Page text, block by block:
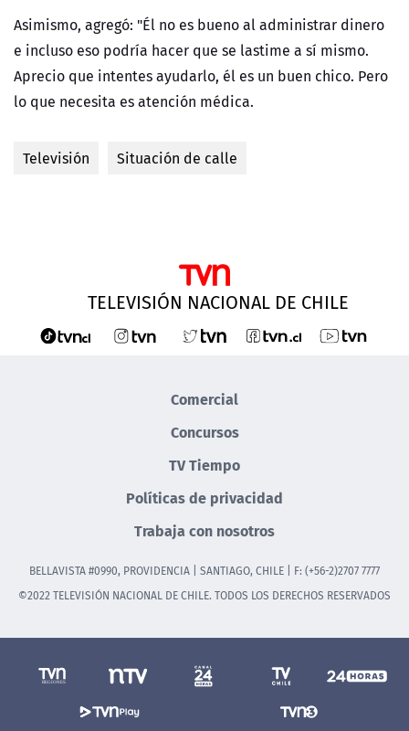
Asimismo, agregó: "Él no es bueno al administrar dinero
e incluso eso podría hacer que se lastime a sí mismo.
Aprecio que intentes ayudarlo, él es un buen chico. Pero
lo que necesita es atención médica.
Televisión Situación de calle
TELEVISIÓN NACIONAL DE CHILE
Comercial
Concursos
TV Tiempo
Políticas de privacidad
Trabaja con nosotros
BELLAVISTA #0990, PROVIDENCIA | SANTIAGO, CHILE | F: (+56-2)2707 7777
©2022 TELEVISIÓN NACIONAL DE CHILE. TODOS LOS DERECHOS RESERVADOS